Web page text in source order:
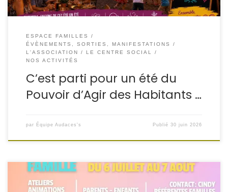
ESPACE FAMILLES
ÉVÈNEMENTS, SORTIES, MANIFESTATIONS
L'ASSOCIATION
LE CENTRE SOCIAL
NOS ACTIVITÉS
C’est parti pour un été du
Pouvoir d’Agir des Habitants …
par Équipe Audaces's Publié30 juin 2026